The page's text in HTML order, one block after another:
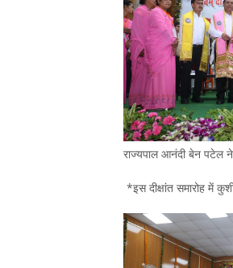
राज्यपाल आनंदी बेन पटेल ने
*इस दीक्षांत समारोह में